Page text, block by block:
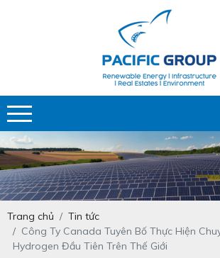
Trang chủ
Tin tức
Công Ty Canada Tuyên Bố Thực Hiện
Hydrogen Đầu Tiên Trên Thế Giới